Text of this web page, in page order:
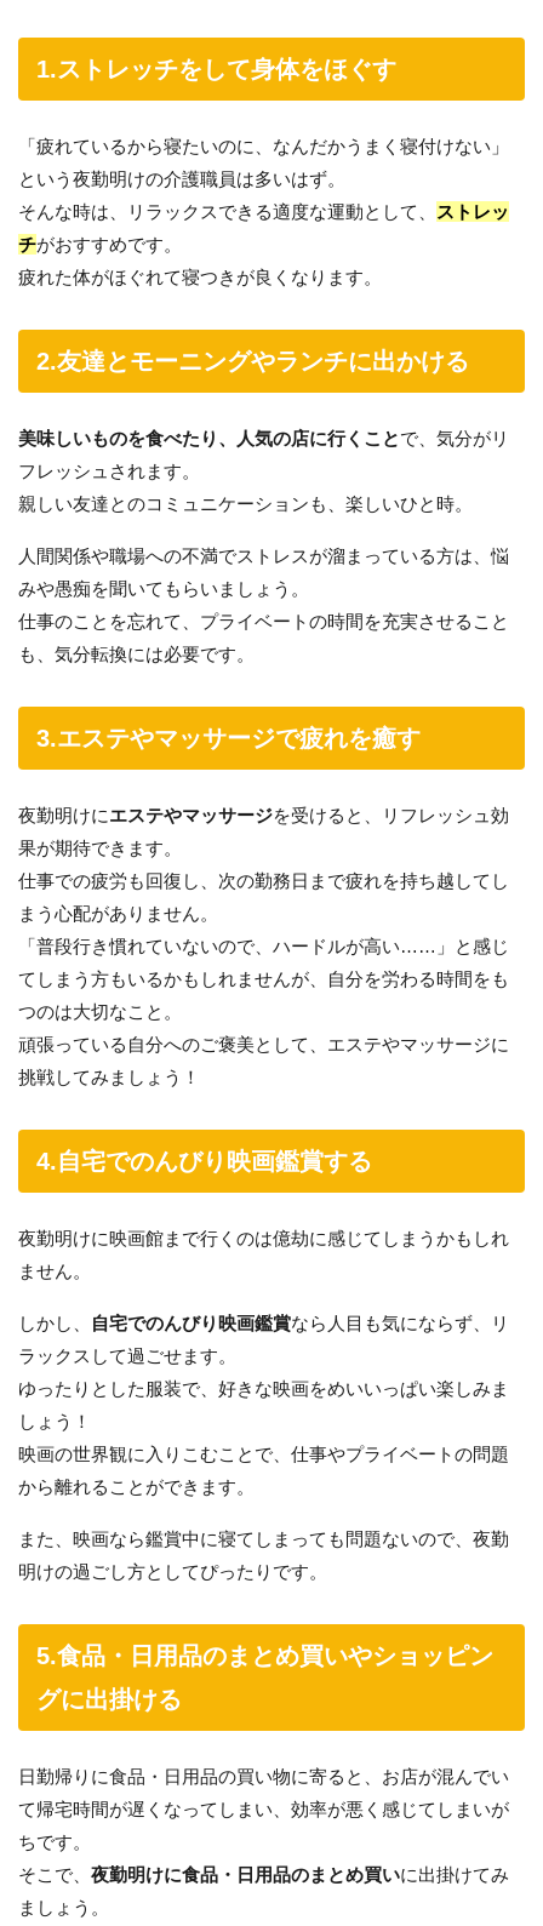
1.ストレッチをして身体をほぐす
「疲れているから寝たいのに、なんだかうまく寝付けない」
という夜勤明けの介護職員は多いはず。
そんな時は、リラックスできる適度な運動として、
ストレッ
チがおすすめです。
疲れた体がほぐれて寝つきが良くなります。
2.友達とモーニングやランチに出かける
美味しいものを食べたり、人気の店に行くことで、気分がリ
フレッシュされます。
親しい友達とのコミュニケーションも、楽しいひと時。
人間関係や職場への不満でストレスが溜まっている方は、悩
みや愚痴を聞いてもらいましょう。
仕事のことを忘れて、プライベートの時間を充実させること
も、気分転換には必要です。
3.エステやマッサージで疲れを癒す
夜勤明けにエステやマッサージを受けると、リフレッシュ効
果が期待できます。
仕事での疲労も回復し、次の勤務日まで疲れを持ち越してし
まう心配がありません。
「普段行き慣れていないので、ハードルが高い……」と感じ
てしまう方もいるかもしれませんが、自分を労わる時間をも
つのは大切なこと。
頑張っている自分へのご褒美として、エステやマッサージに
挑戦してみましょう！
4.自宅でのんびり映画鑑賞する
夜勤明けに映画館まで行くのは億劫に感じてしまうかもしれ
ません。
しかし、 自宅でのんびり映画鑑賞なら人目も気にならず、リ
ラックスして過ごせます。
ゆったりとした服装で、好きな映画をめいいっぱい楽しみま
しょう！
映画の世界観に入りこむことで、仕事やプライベートの問題
から離れることができます。
また、映画なら鑑賞中に寝てしまっても問題ないので、夜勤
明けの過ごし方としてぴったりです。
5.食品・日用品のまとめ買いやショッピン
グに出掛ける
日勤帰りに食品・日用品の買い物に寄ると、お店が混んでい
て帰宅時間が遅くなってしまい、効率が悪く感じてしまいが
ちです。
そこで、 夜勤明けに食品・日用品のまとめ買いに出掛けてみ
ましょう。